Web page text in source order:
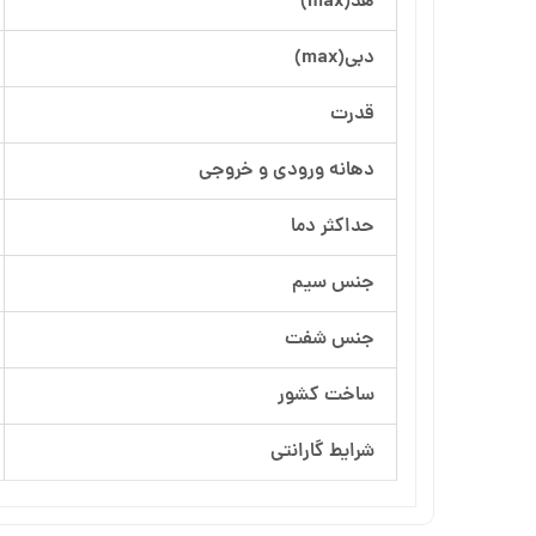
آرسام تجهیز
بهار پمپ
دبی(max)
قدرت
دهانه ورودی و خروجی
حداکثر دما
جنس سیم
جنس شفت
ساخت کشور
شرایط گارانتی